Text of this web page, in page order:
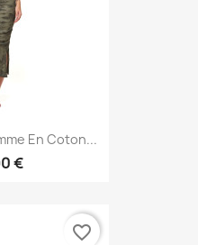
En Coton...
€
favorite_border